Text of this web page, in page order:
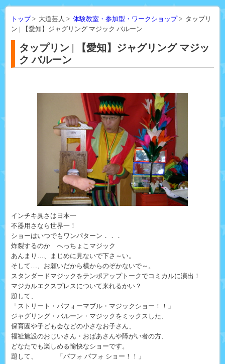
トップ> 大道芸人 > 体験教室・参加型・ワークショップ> タップリ
ン | 【愛知】ジャグリング マジック バルーン
タップリン | 【愛知】ジャグリング マジッ
ク バルーン
インチキ臭さは日本一
不器用さなら世界一！
ショーはいつでもワンパターン．．．
炸裂するのか へっちょこマジック
あんまり…、まじめに見ないで下さ～い。
そして…、お願いだから横からのぞかないで～。
スタンダードマジックをテンポアップトークでコミカルに演出！
マジカルエクスプレスについて来れるかい？
題して、
「ストリート・パフォーマブル・マジックショー！！」
ジャグリング・バルーン・マジックをミックスした、
保育園や子ども会などの小さなお子さん、
福祉施設のおじいさん・おばあさんや障がい者の方、
どなたでも楽しめる愉快なショーです。
題して、 「パフォ パフォ ショー！！」